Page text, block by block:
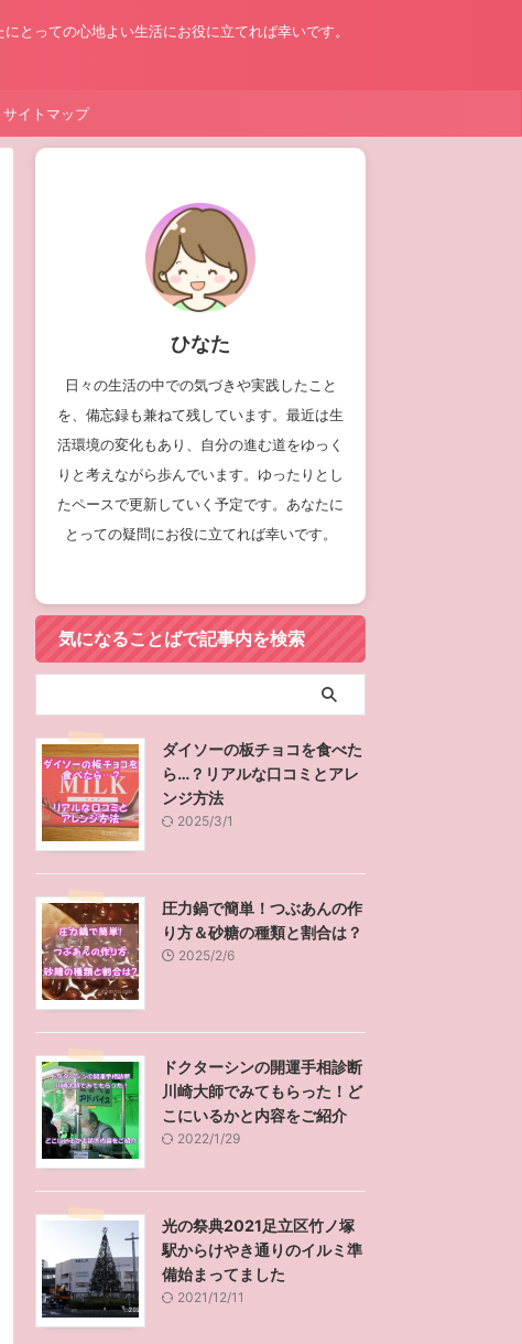
とっての心地よい生活にお役に立てれば幸いです。
サイトマップ
ひなた
日々の生活の中での気づきや実践したこと
を、備忘録も兼ねて残しています。最近は生
活環境の変化もあり、自分の進む道をゆっく
りと考えながら歩んでいます。ゆったりとし
たペースで更新していく予定です。あなたに
とっての疑問にお役に立てれば幸いです。
気になることばで記事内を検索
ダイソーの板チョコを食べた
ら…？リアルな口コミとアレ
ンジ方法
2025/3/1
圧力鍋で簡単！つぶあんの作
り方＆砂糖の種類と割合は？
2025/2/6
ドクターシンの開運手相診断
川崎大師でみてもらった！ど
こにいるかと内容をご紹介
2022/1/29
光の祭典2021足立区竹ノ塚
駅からけやき通りのイルミ準
備始まってました
2021/12/11